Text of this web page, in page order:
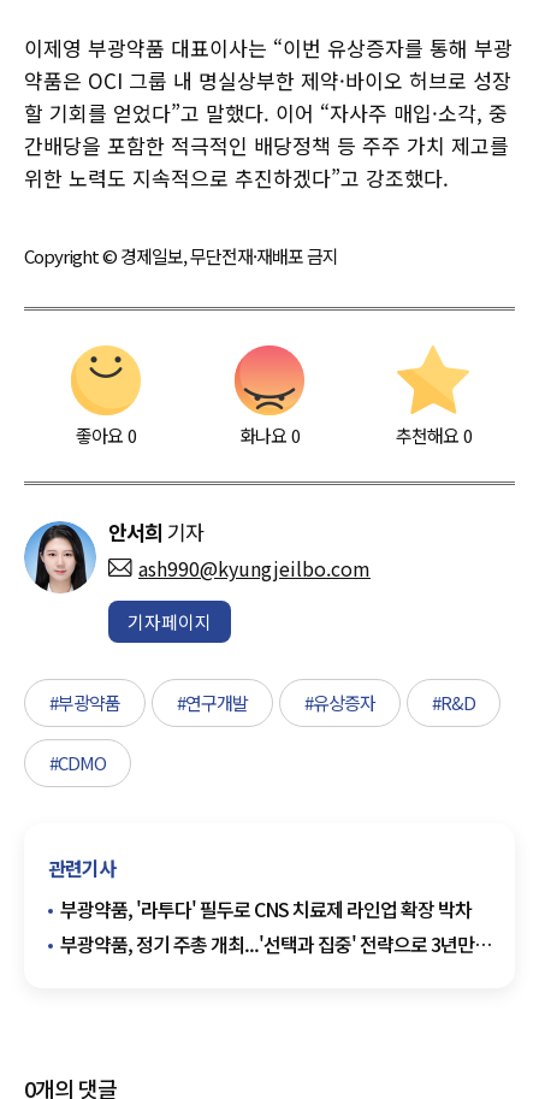
이제영 부광약품 대표이사는 “이번 유상증자를 통해 부광
약품은 OCI 그룹 내 명실상부한 제약·바이오 허브로 성장
할 기회를 얻었다”고 말했다. 이어 “자사주 매입·소각, 중
간배당을 포함한 적극적인 배당정책 등 주주 가치 제고를
위한 노력도 지속적으로 추진하겠다”고 강조했다.
Copyright © 경제일보, 무단전재·재배포 금지
좋아요0 화나요0 추천해요 0
안서희 기자
ash990@kyungjeilbo.com
기자페이지
#부광약품 #연구개발 #유상증자 #R&D
#CDMO
관련기사
부광약품, '라투다' 필두로 CNS 치료제 라인업 확장 박차
부광약품, 정기 주총 개최...'선택과 집중' 전략으로 3년만에
0개의 댓글